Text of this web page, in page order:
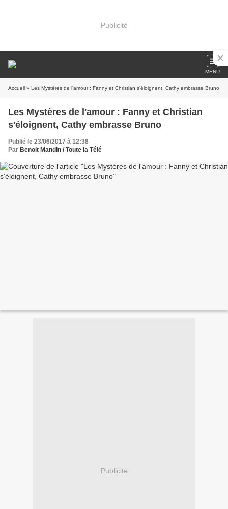
Publicité
MENU
Accueil » Les Mystères de l'amour : Fanny et Christian s'éloignent, Cathy embrasse Bruno
Les Mystères de l'amour : Fanny et Christian
s'éloignent, Cathy embrasse Bruno
Publié le 23/06/2017 à 12:38
Par Benoit Mandin / Toute la Télé
Publicité